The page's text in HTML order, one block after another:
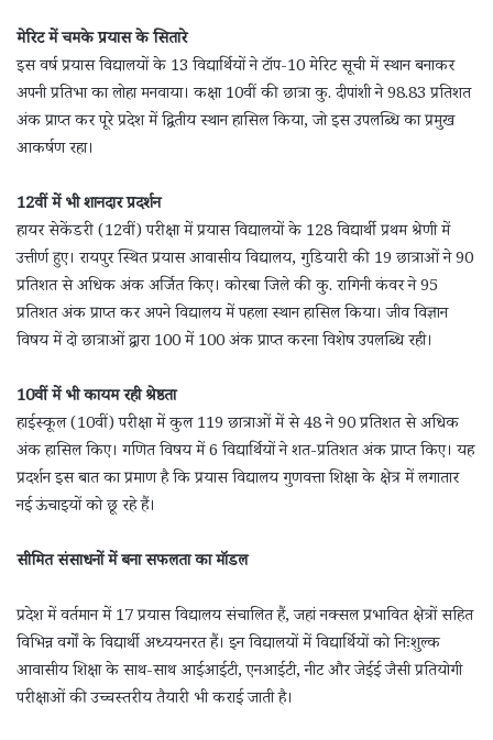
मेरिट में चमके प्रयास के सितारे
इस वर्ष प्रयास विद्यालयों के 13 विद्यार्थियों ने टॉप-10 मेरिट सूची में स्थान बनाकर
अपनी प्रतिभा का लोहा मनवाया। कक्षा 10वीं की छात्रा कु. दीपांशी ने 98.83 प्रतिशत
अंक प्राप्त कर पूरे प्रदेश में द्वितीय स्थान हासिल किया, जो इस उपलब्धि का प्रमुख
आकर्षण रहा।
12वीं में भी शानदार प्रदर्शन
हायर सेकेंडरी (12वीं) परीक्षा में प्रयास विद्यालयों के 128 विद्यार्थी प्रथम श्रेणी में
उत्तीर्ण हुए। रायपुर स्थित प्रयास आवासीय विद्यालय, गुडियारी की 19 छात्राओं ने 90
प्रतिशत से अधिक अंक अर्जित किए। कोरबा जिले की कु. रागिनी कंवर ने 95
प्रतिशत अंक प्राप्त कर अपने विद्यालय में पहला स्थान हासिल किया। जीव विज्ञान
विषय में दो छात्राओं द्वारा 100 में 100 अंक प्राप्त करना विशेष उपलब्धि रही।
10वीं में भी कायम रही श्रेष्ठता
हाईस्कूल (10वीं) परीक्षा में कुल 119 छात्राओं में से 48 ने 90 प्रतिशत से अधिक
अंक हासिल किए। गणित विषय में 6 विद्यार्थियों ने शत-प्रतिशत अंक प्राप्त किए। यह
प्रदर्शन इस बात का प्रमाण है कि प्रयास विद्यालय गुणवत्ता शिक्षा के क्षेत्र में लगातार
नई ऊंचाइयों को छू रहे हैं।
सीमित संसाधनों में बना सफलता का मॉडल
प्रदेश में वर्तमान में 17 प्रयास विद्यालय संचालित हैं, जहां नक्सल प्रभावित क्षेत्रों सहित
विभिन्न वर्गों के विद्यार्थी अध्ययनरत हैं। इन विद्यालयों में विद्यार्थियों को निःशुल्क
आवासीय शिक्षा के साथ-साथ आईआईटी, एनआईटी, नीट और जेईई जैसी प्रतियोगी
परीक्षाओं की उच्चस्तरीय तैयारी भी कराई जाती है।